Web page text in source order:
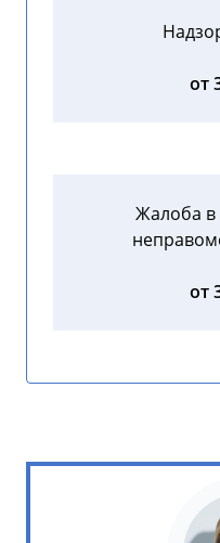
от
Жалоба в
от